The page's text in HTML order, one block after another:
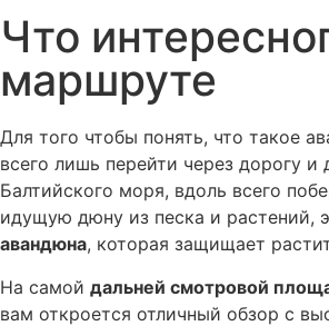
Что
маршруте
Для того чтобы понять, что такое
всего лишь перейти через дорогу и
Балтийского моря, вдоль всего
идущую дюну из песка и растений,
авандюна, которая защищает
На самой дальней смотровой
вам откроется отличный обзор с